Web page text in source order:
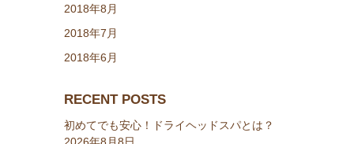
2018年8月
2018年7月
2018年6月
RECENT POSTS
初めてでも安心！ドライヘッドスパとは？